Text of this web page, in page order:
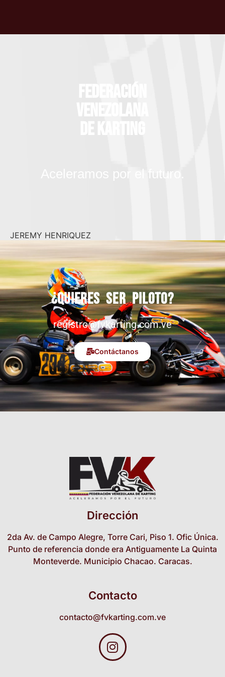
JEREMY HENRIQUEZ
¿Quieres ser piloto?
registro@fvkarting.com.ve
Contáctanos
Dirección
2da Av. de Campo Alegre, Torre Cari, Piso 1. Ofic Única.
Punto de referencia donde era Antiguamente La Quinta
Monteverde. Municipio Chacao. Caracas.
Contacto
contacto@fvkarting.com.ve